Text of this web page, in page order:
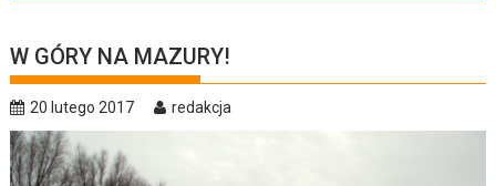
W GÓRY NA MAZURY!
20 lutego 2017 redakcja